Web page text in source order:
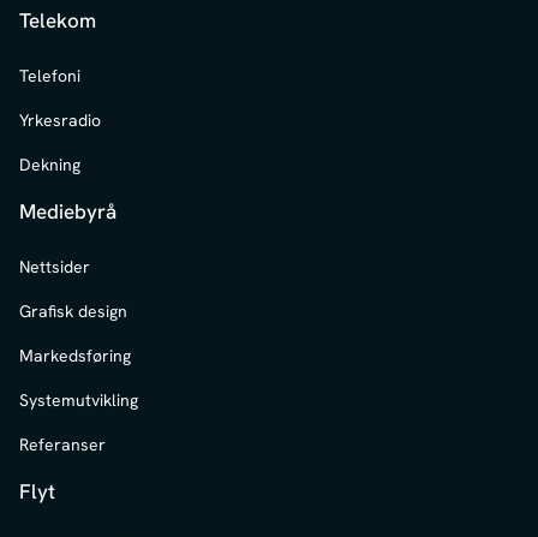
Telekom
Telefoni
Yrkesradio
Dekning
Mediebyrå
Nettsider
Grafisk design
Markedsføring
Systemutvikling
Referanser
Flyt